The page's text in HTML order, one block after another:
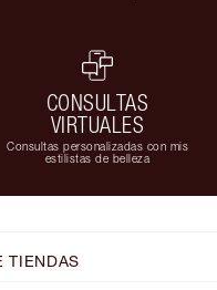
CONSULTAS
VIRTUALES
Consultas personalizadas con mis
estilistas de belleza
TIENDAS